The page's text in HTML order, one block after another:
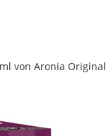
von Aronia Original